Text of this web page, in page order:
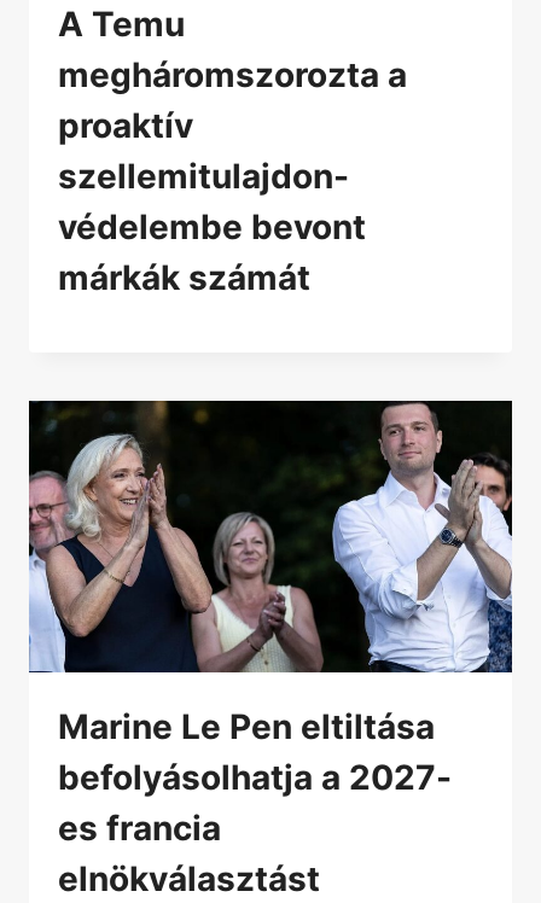
A Temu
megháromszorozta a
proaktív
szellemitulajdon-
védelembe bevont
márkák számát
Marine Le Pen eltiltása
befolyásolhatja a 2027-
es francia
elnökválasztást